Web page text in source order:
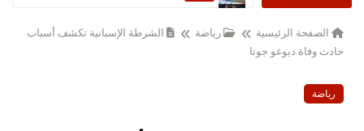
الصفحة الرئيسية رياضة
الشرطة الإسبانية تكشف أسباب
حادث وفاة ديوغو جوتا
رياضة